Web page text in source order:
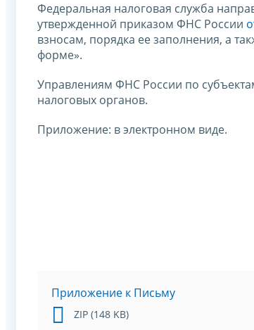
Федеральная налоговая служба
утвержденной приказом ФНС России
взносам, порядка ее заполнения, а
форме».
Управлениям ФНС России по
налоговых органов.
Приложение: в электронном виде.
Приложение к Письму
ZIP (148 KB)